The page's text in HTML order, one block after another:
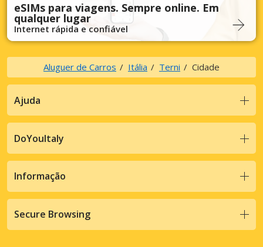
eSIMs para viagens. Sempre online. Em
qualquer lugar
Internet rápida e confiável
Aluguer de Carros Itália Terni Cidade
Ajuda
DoYouItaly
Informação
Secure Browsing